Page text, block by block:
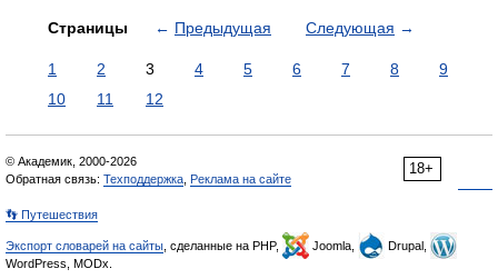
Страницы ← Предыдущая Следующая →
1 2 3 4 5 6 7 8
9
10
11 12
18+
© Академик, 2000-2026
Обратная связь: Техподдержка Реклама на сайте
👣 Путешествия
Экспорт словарей на сайты , сделанные на PHP, Joomla,
Drupal,
WordPress, MODx.